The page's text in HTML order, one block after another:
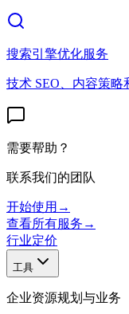
搜索引擎优化服务
技术 SEO、内容策略
需要帮助？
联系我们的团队
开始使用 →
查看所有服务 →
行业定价
工具
企业资源规划与业务